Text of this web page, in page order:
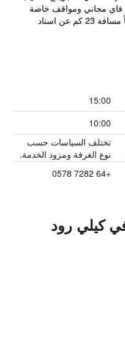
فاي مجاني ومواقف خاصة
للسيارات مجاناً. يبعد مكان الإقامة تقريباً مسافة 23 كم عن استاد
15:00
10:00
تختلف السياسات حسب
نوع الغرفة ومزود الخدمة.
+64 7282 0578
كيلي رود